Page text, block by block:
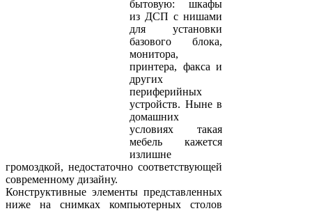
бытовую: шкафы
из ДСП с нишами
для установки
базового блока,
монитора,
принтера, факса и
других
периферийных
устройств. Ныне в
домашних
условиях такая
мебель кажется
излишне
громоздкой, недостаточно соответствующей
современному дизайну.
Конструктивные элементы представленных
ниже на снимках компьютерных столов